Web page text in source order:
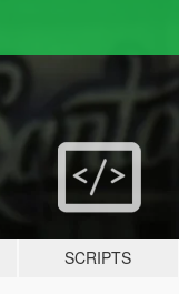
SCRIPTS